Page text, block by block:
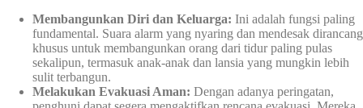
Membangunkan Diri dan Keluarga: Ini adalah fungsi paling
fundamental. Suara alarm yang nyaring dan mendesak dirancang
khusus untuk membangunkan orang dari tidur paling pulas
sekalipun, termasuk anak-anak dan lansia yang mungkin lebih
sulit terbangun.
Melakukan Evakuasi Aman: Dengan adanya peringatan,